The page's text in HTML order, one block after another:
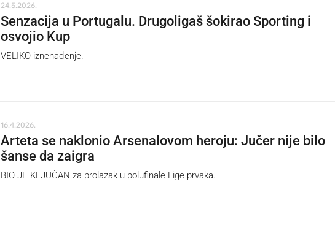
24.5.2026.
Senzacija u Portugalu. Drugoligaš šokirao Sporting i
osvojio Kup
VELIKO iznenađenje.
16.4.2026.
Arteta se naklonio Arsenalovom heroju: Jučer nije bilo
šanse da zaigra
BIO JE KLJUČAN za prolazak u polufinale Lige prvaka.